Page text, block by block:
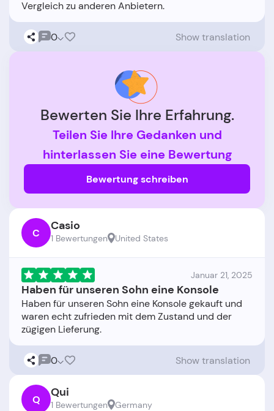
0 Show translation
Bewerten Sie Ihre Erfahrung.
Teilen Sie Ihre Gedanken und
hinterlassen Sie eine Bewertung
Bewertung schreiben
C Casio
1 Bewertungen United States
Januar 21, 2025
Haben für unseren Sohn eine Konsole
Haben für unseren Sohn eine Konsole gekauft und
waren echt zufrieden mit dem Zustand und der
0 Show translation
Q Qui
1 Bewertungen Germany